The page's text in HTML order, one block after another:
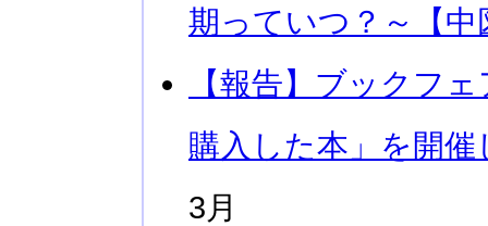
期っていつ？～【中
【報告】ブックフ
購入した本」を開
3月